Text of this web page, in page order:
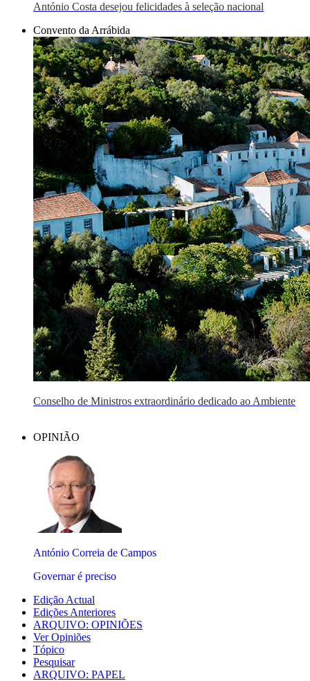
António Costa desejou felicidades à seleção nacional
Convento da Arrábida
Conselho de Ministros extraordinário dedicado ao Ambiente
OPINIÃO
António Correia de Campos
Governar é preciso
Edição Actual
Edições Anteriores
ARQUIVO: OPINIÕES
Ver Opiniões
Tópico
Pesquisar
ARQUIVO: PAPEL